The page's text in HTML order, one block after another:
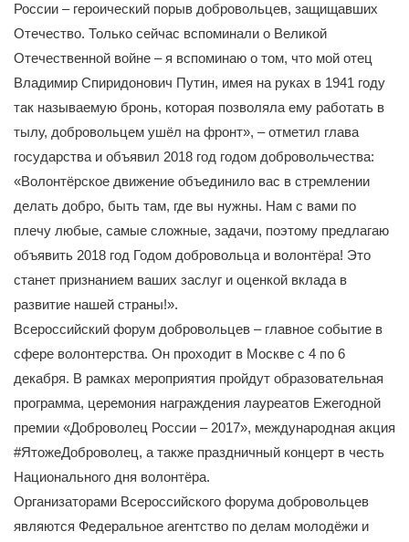
России – героический порыв добровольцев, защищавших
Отечество. Только сейчас вспоминали о Великой
Отечественной войне – я вспоминаю о том, что мой отец
Владимир Спиридонович Путин, имея на руках в 1941 году
так называемую бронь, которая позволяла ему работать в
тылу, добровольцем ушёл на фронт», – отметил глава
государства и объявил 2018 год годом добровольчества:
«Волонтёрское движение объединило вас в стремлении
делать добро, быть там, где вы нужны. Нам с вами по
плечу любые, самые сложные, задачи, поэтому предлагаю
объявить 2018 год Годом добровольца и волонтёра! Это
станет признанием ваших заслуг и оценкой вклада в
развитие нашей страны!».
Всероссийский форум добровольцев – главное событие в
сфере волонтерства. Он проходит в Москве с 4 по 6
декабря. В рамках мероприятия пройдут образовательная
программа, церемония награждения лауреатов Ежегодной
премии «Доброволец России – 2017», международная акция
#ЯтожеДоброволец, а также праздничный концерт в честь
Национального дня волонтёра.
Организаторами Всероссийского форума добровольцев
являются Федеральное агентство по делам молодёжи и